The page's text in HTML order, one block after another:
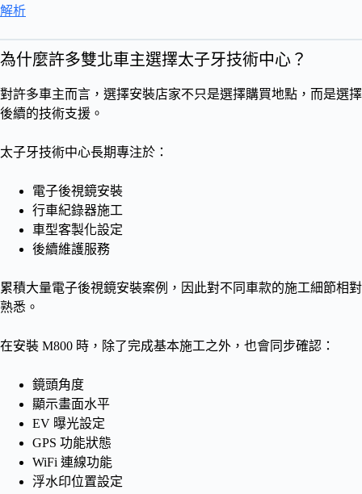
解析
為什麼許多雙北車主選擇太子牙技術中心？
對許多車主而言，選擇安裝店家不只是選擇購買地點，而是選擇
後續的技術支援。
太子牙技術中心長期專注於：
電子後視鏡安裝
行車紀錄器施工
車型客製化設定
後續維護服務
累積大量電子後視鏡安裝案例，因此對不同車款的施工細節相對
熟悉。
在安裝 M800 時，除了完成基本施工之外，也會同步確認：
鏡頭角度
顯示畫面水平
EV 曝光設定
GPS 功能狀態
WiFi 連線功能
浮水印位置設定